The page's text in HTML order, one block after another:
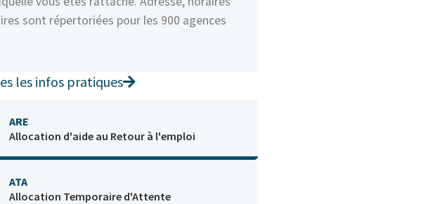
sont répertoriées pour les 900 agences
les infos pratiques
ARE
Allocation d'aide au Retour à l'emploi
ATA
Allocation Temporaire d'Attente